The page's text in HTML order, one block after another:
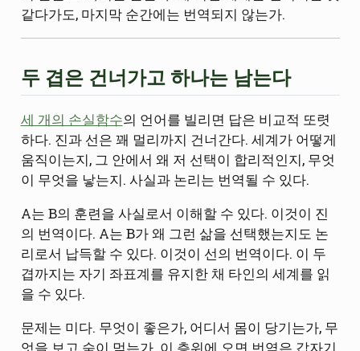
같다가도, 마지막 순간에는 번역되지 않는가.
두 겹은 건너가고 하나는 남는다
세 개의 손실함수의 언어를 빌리면 답은 비교적 또렷
하다. 진과 선은 꽤 멀리까지 건너간다. 세계가 어떻게
움직이는지, 그 안에서 왜 저 선택이 합리적인지, 무엇
이 무엇을 낳는지. 사실과 논리는 번역될 수 있다.
A는 B의 훈련을 사실로서 이해할 수 있다. 이것이 진
의 번역이다. A는 B가 왜 그런 삶을 선택했는지도 논
리로서 납득할 수 있다. 이것이 선의 번역이다. 이 두
겹까지는 자기 좌표계를 유지한 채 타인의 세계를 읽
을 수 있다.
문제는 미다. 무엇이 좋은가, 어디서 몸이 당기는가, 무